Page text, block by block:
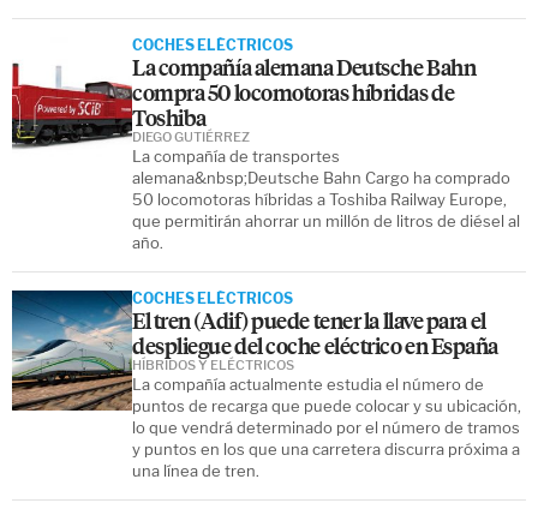
COCHES ELÉCTRICOS
La compañía alemana Deutsche Bahn
compra 50 locomotoras híbridas de
Toshiba
La compañía de transportes
alemana&nbsp;Deutsche Bahn Cargo ha comprado
50 locomotoras híbridas a Toshiba Railway Europe,
que permitirán ahorrar un millón de litros de diésel al
año.
DIEGO GUTIÉRREZ
COCHES ELÉCTRICOS
El tren (Adif) puede tener la llave para el
despliegue del coche eléctrico en España
La compañía actualmente estudia el número de
puntos de recarga que puede colocar y su ubicación,
lo que vendrá determinado por el número de tramos
y puntos en los que una carretera discurra próxima a
una línea de tren.
HÍBRIDOS Y ELÉCTRICOS